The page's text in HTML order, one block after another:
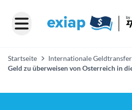
Startseite Internationale
Geld zu überweisen von Osterreich in